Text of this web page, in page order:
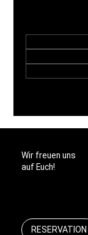
Wir freuen uns
auf Euch!
RESERVATION